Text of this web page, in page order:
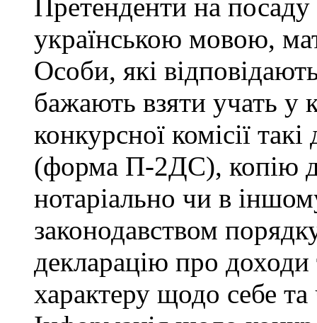
Претенденти на посаду
українською мовою,
Особи, які
бажають взяти учать у
конкурсної комісії
(форма П-2ДС), копію
нотаріально чи в
законодавством
декларацію про доходи
характеру щодо себе та